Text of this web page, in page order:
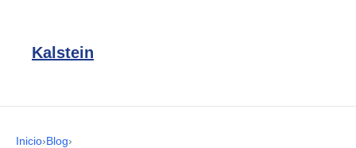
Kalstein
Inicio›Blog›